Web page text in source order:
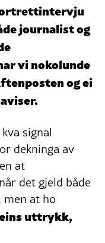
journalist og
vi nokolunde
og ei
signal
dekninga av
at
det gjeld både
men at ho
uttrykk,